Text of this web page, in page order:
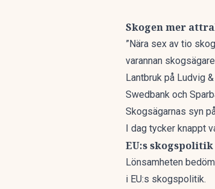
Skogen mer
”Nära sex av tio
varannan
Lantbruk på Ludvig
Swedbank och
Skogsägarnas syn
I dag tycker knappt
EU:s
Lönsamheten
i EU:s skogspolitik.